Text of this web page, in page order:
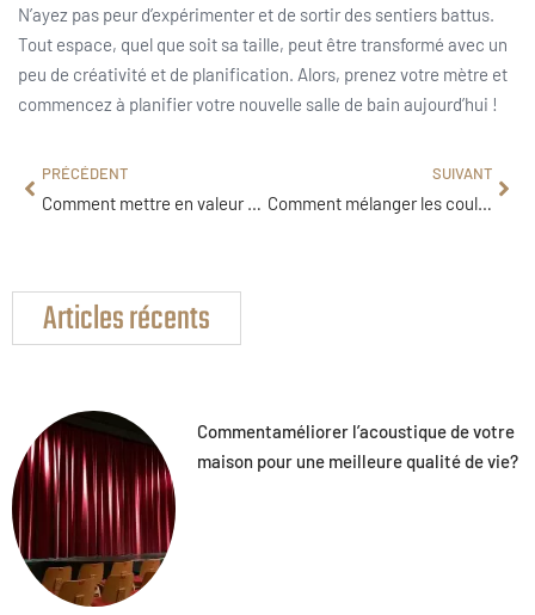
N’ayez pas peur d’expérimenter et de sortir des sentiers battus.
Tout espace, quel que soit sa taille, peut être transformé avec un
peu de créativité et de planification. Alors, prenez votre mètre et
commencez à planifier votre nouvelle salle de bain aujourd’hui !
PRÉCÉDENT
Comment mettre en valeur votre intérieur avec des Guzmanias ?
SUIVANT
Comment mélanger les couleurs pour obtenir du beige : Guide pour les amateurs de décoration d’intérieur
Articles récents
Commentaméliorer l’acoustique de votre
maison pour une meilleure qualité de vie?